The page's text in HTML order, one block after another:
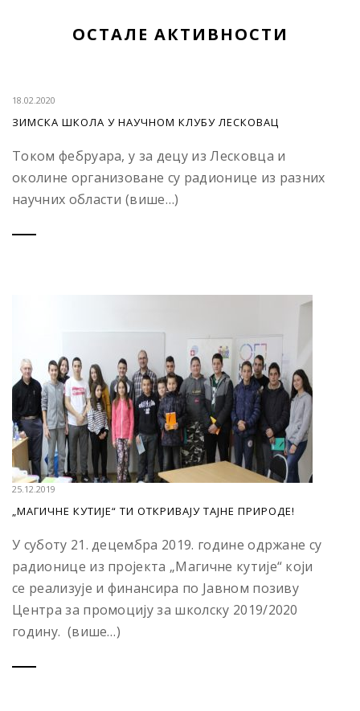
ОСТАЛЕ АКТИВНОСТИ
18.02.2020
ЗИМСКА ШКОЛА У НАУЧНОМ КЛУБУ ЛЕСКОВАЦ
Током фебруара, у за децу из Лесковца и
околине организоване су радионице из разних
научних области (више…)
25.12.2019
„МАГИЧНЕ КУТИЈЕ“ ТИ ОТКРИВАЈУ ТАЈНЕ ПРИРОДЕ!
У суботу 21. децембра 2019. године одржане су
радионице из пројекта „Магичне кутије“ који
се реализује и финансира по Јавном позиву
Центра за промоцију за школску 2019/2020
годину. (више…)